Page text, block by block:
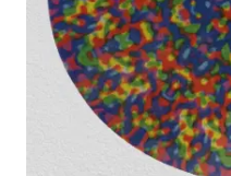
Audiobook
ReConnect
Crestinism
ScienceConnection
Senzatii/Thriller
SF & Fantasy
Teens Book Club
Instrumente si Truse
Seturi scolare
Calculator
Consumabile & Accesorii
COLOREAZA CU PRIETENII
De colorat
Pot desena minunat
Sa coloram cu Nicol
Carti educative
Codul copiilor de succes
Puzzle-uri
Puzzle
Puzzle 3D Lemn